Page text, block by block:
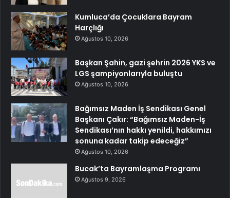
Kumluca’da Çocuklara Bayram
Harçlığı
Ağustos 10, 2026
Başkan Şahin, gazi şehrin 2026 YKS ve
LGS şampiyonlarıyla buluştu
Ağustos 10, 2026
Bağımsız Maden İş Sendikası Genel
Başkanı Çakır: “Bağımsız Maden-İş
Sendikası’nın hakkı yenildi, hakkımızı
sonuna kadar takip edeceğiz”
Ağustos 10, 2026
Bucak’ta Bayramlaşma Programı
Ağustos 9, 2026